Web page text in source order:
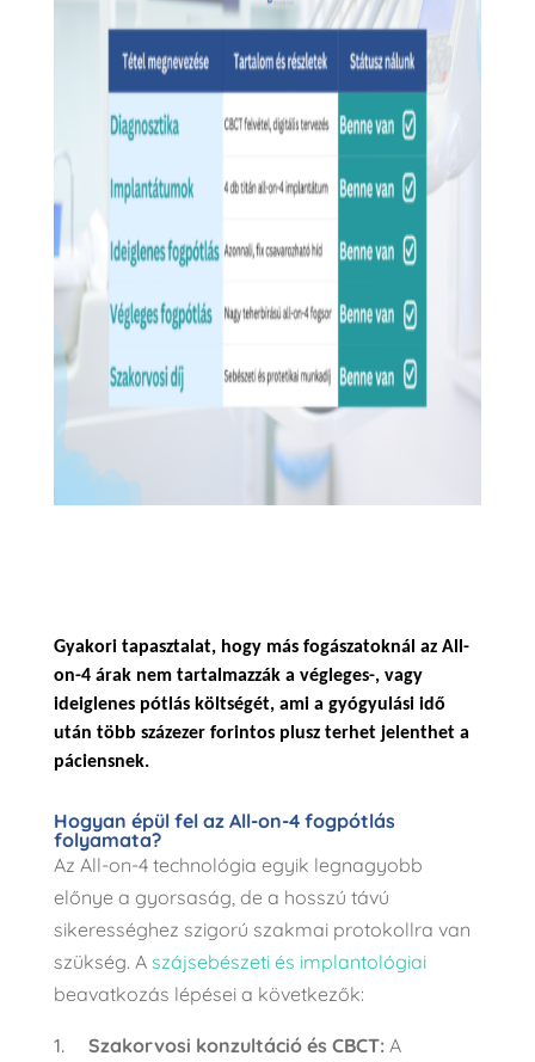
Gyakori tapasztalat, hogy más fogászatoknál az All-
on-4 árak nem tartalmazzák a végleges-, vagy
ideiglenes pótlás költségét, ami a gyógyulási idő
után több százezer forintos plusz terhet jelenthet a
páciensnek.
Hogyan épül fel az All-on-4 fogpótlás
folyamata?
Az All-on-4 technológia egyik legnagyobb
előnye a gyorsaság, de a hosszú távú
sikerességhez szigorú szakmai protokollra van
szükség. A szájsebészeti és implantológiai
beavatkozás lépései a következők:
Szakorvosi konzultáció és CBCT:A